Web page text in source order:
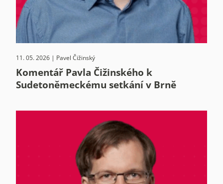
11. 05. 2026 | Pavel Čižinský
Komentář Pavla Čižinského k
Sudetoněmeckému setkání v Brně